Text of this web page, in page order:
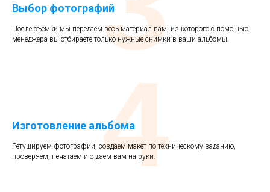
Выбор фотографий
После съемки мы передаем весь материал вам, из которого с помощью
менеджера вы отбираете только нужные снимки в ваши альбомы.
Изготовление альбома
Ретушируем фотографии, создаем макет по техническому заданию,
проверяем, печатаем и отдаем вам на руки.
4